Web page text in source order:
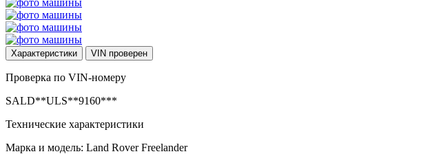
Характеристики VIN проверен
Проверка по VIN-номеру
SALD**ULS**9160***
Технические характеристики
Марка и модель: Land Rover Freelander